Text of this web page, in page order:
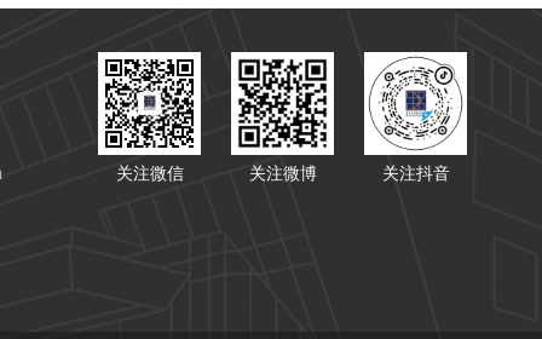
关注微信 关注微博 关注抖音